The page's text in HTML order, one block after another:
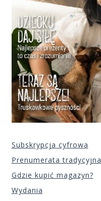
Subskrypcja cyfrowa
Prenumerata tradycyjna
Gdzie kupić magazyn?
Wydania